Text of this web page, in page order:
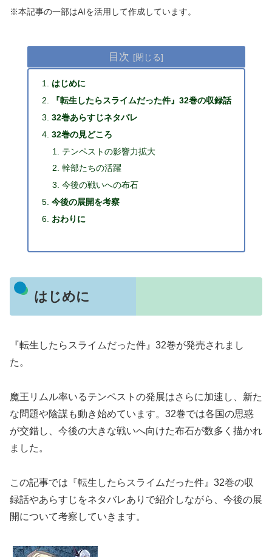
※本記事の一部はAIを活用して作成しています。
目次
はじめに
『転生したらスライムだった件』32巻の収録話
32巻あらすじネタバレ
32巻の見どころ
テンペストの影響力拡大
幹部たちの活躍
今後の戦いへの布石
今後の展開を考察
おわりに
はじめに
『転生したらスライムだった件』32巻が発売されまし
た。
魔王リムル率いるテンペストの発展はさらに加速し、新た
な問題や陰謀も動き始めています。32巻では各国の思惑
が交錯し、今後の大きな戦いへ向けた布石が数多く描かれ
ました。
この記事では『転生したらスライムだった件』32巻の収
録話やあらすじをネタバレありで紹介しながら、今後の展
開について考察していきます。